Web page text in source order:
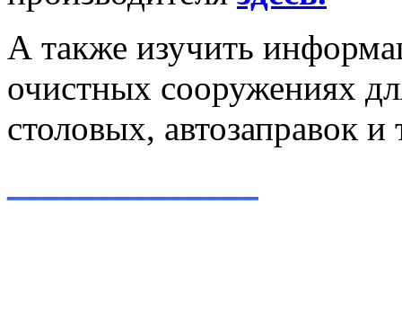
А также изучить
очистных сооружениях
столовых, автозаправок и